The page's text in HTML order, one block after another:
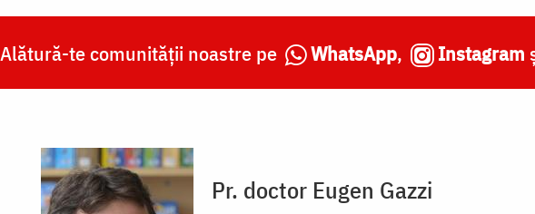
Alătură-te comunității noastre pe WhatsApp, Instagram
Pr. doctor Eugen Gazzi